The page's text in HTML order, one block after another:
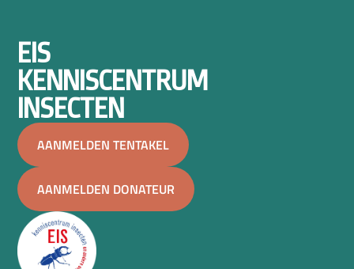
EIS
KENNISCENTRUM
INSECTEN
AANMELDEN TENTAKEL
AANMELDEN DONATEUR